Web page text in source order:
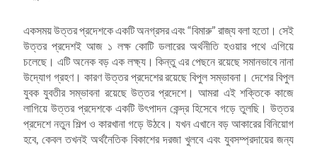
একসময় উত্তর প্রদেশকে একটি অনগ্রসর এবং “বিমারু” রাজ্য বলা হতো। সেই
উত্তর প্রদেশই আজ ১ লক্ষ কোটি ডলারের অর্থনীতি হওয়ার পথে এগিয়ে
চলেছে। এটি অনেক বড় এক লক্ষ্য। কিন্তু এর পেছনে রয়েছে সমানভাবে নানা
উদ্যোগ গ্রহণ। কারণ উত্তর প্রদেশের রয়েছে বিপুল সম্ভাবনা। দেশের বিপুল
যুবক যুবতীর সম্ভাবনা রয়েছে উত্তর প্রদেশে। আমরা এই শক্তিকে কাজে
লাগিয়ে উত্তর প্রদেশকে একটি উৎপাদন কেন্দ্র হিসেবে গড়ে তুলছি। উত্তর
প্রদেশে নতুন শিল্প ও কারখানা গড়ে উঠবে। যখন এখানে বড় আকারের বিনিয়োগ
হবে, কেবল তখনই অর্থনৈতিক বিকাশের দরজা খুলবে এবং যুবসম্প্রদায়ের জন্য